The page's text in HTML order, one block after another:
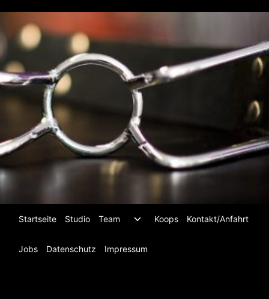
Inhalt
springen
Startseite Studio Team
Untermenü
umschalten
Koops Kontakt/Anfahrt
Jobs Datenschutz Impressum